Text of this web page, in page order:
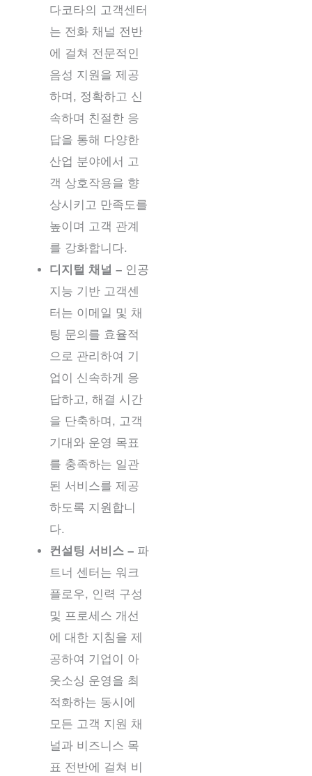
다코타의 고객센터
는 전화 채널 전반
에 걸쳐 전문적인
음성 지원을 제공
하며, 정확하고 신
속하며 친절한 응
답을 통해 다양한
산업 분야에서 고
객 상호작용을 향
상시키고 만족도를
높이며 고객 관계
를 강화합니다.
디지털 채널 – 인공
지능 기반 고객센
터는 이메일 및 채
팅 문의를 효율적
으로 관리하여 기
업이 신속하게 응
답하고, 해결 시간
을 단축하며, 고객
기대와 운영 목표
를 충족하는 일관
된 서비스를 제공
하도록 지원합니
다.
컨설팅 서비스 – 파
트너 센터는 워크
플로우, 인력 구성
및 프로세스 개선
에 대한 지침을 제
공하여 기업이 아
웃소싱 운영을 최
적화하는 동시에
모든 고객 지원 채
널과 비즈니스 목
표 전반에 걸쳐 비